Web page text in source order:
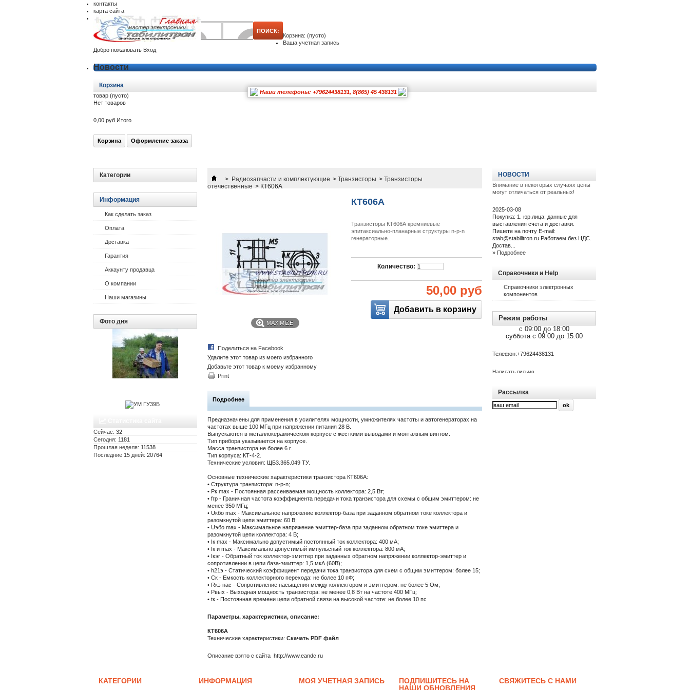
контакты
карта сайта
Корзина: (пусто)
Ваша учетная запись
Добро пожаловать Вход
Новости
Корзина
товар (пусто)
Нет товаров
0,00 руб Итого
Корзина Оформление заказа
Наши телефоны: +79624438131, 8(865) 45 438131
Категории
Информация
Как сделать заказ
Оплата
Доставка
Гарантия
Аккаунту продавца
О компании
Наши магазины
Фото дня
Сейчас: 32
Сегодня: 1181
Прошлая неделя: 11538
Последние 15 дней: 20764
> Радиозапчасти и комплектующие > Транзисторы > Транзисторы
отечественные > КТ606А
MAXIMIZE
Поделиться на Facebook
Удалите этот товар из моего избранного
Добавьте этот товар к моему избранному
Print
КТ606А
Транзисторы КТ606А кремниевые
эпитаксиально-планарные структуры n-p-n
генераторные.
Количество:
50,00 руб
Подробнее
Предназначены для применения в усилителях мощности, умножителях частоты и автогенераторах на
частотах выше 100 МГц при напряжении питания 28 В.
Выпускаются в металлокерамическом корпусе с жесткими выводами и монтажным винтом.
Тип прибора указывается на корпусе.
Масса транзистора не более 6 г.
Тип корпуса: КТ-4-2.
Технические условия: ЩБ3.365.049 ТУ.
Основные технические характеристики транзистора КТ606А:
• Структура транзистора: n-p-n;
• Рк max - Постоянная рассеиваемая мощность коллектора: 2,5 Вт;
• fгр - Граничная частота коэффициента передачи тока транзистора для схемы с общим эмиттером: не
менее 350 МГц;
• Uкбо max - Максимальное напряжение коллектор-база при заданном обратном токе коллектора и
разомкнутой цепи эмиттера: 60 В;
• Uэбо max - Максимальное напряжение эмиттер-база при заданном обратном токе эмиттера и
разомкнутой цепи коллектора: 4 В;
• Iк max - Максимально допустимый постоянный ток коллектора: 400 мА;
• Iк и max - Максимально допустимый импульсный ток коллектора: 800 мА;
• Iкэr - Обратный ток коллектор-эмиттер при заданных обратном напряжении коллектор-эмиттер и
сопротивлении в цепи база-эмиттер: 1,5 мкА (60В);
• h21э - Статический коэффициент передачи тока транзистора для схем с общим эмиттером: более 15;
• Ск - Емкость коллекторного перехода: не более 10 пФ;
• Rкэ нас - Сопротивление насыщения между коллектором и эмиттером: не более 5 Ом;
• Рвых - Выходная мощность транзистора: не менее 0,8 Вт на частоте 400 МГц;
• tк - Постоянная времени цепи обратной связи на высокой частоте: не более 10 пс
Параметры, характеристики, описание:
КТ606А
Технические характеристики: Скачать PDF файл
Описание взято с сайта http://www.eandc.ru
НОВОСТИ
Внимание в некоторых случаях цены
могут отличаться от реальных!
2025-03-08
Покупка: 1. юр.лица: данные для
выставления счета и доставки.
Пишете на почту E-mail:
stab@stabilitron.ru Работаем без НДС.
Достав...
» Подробнее
Справочники и Help
Справочники электронных
компонентов
Режим работы
c 09:00 до 18:00
суббота c 09:00 до 15:00
Телефон:+79624438131
Написать письмо
Рассылка
КАТЕГОРИИ ИНФОРМАЦИЯ МОЯ УЧЕТНАЯ ЗАПИСЬ
ПОДПИШИТЕСЬ НА
НАШИ ОБНОВЛЕНИЯ
СВЯЖИТЕСЬ С НАМИ